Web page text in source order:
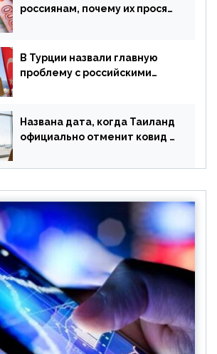
россиянам, почему их просят
В Турции назвали главную
проблему с российскими
Названа дата, когда Таиланд
официально отменит ковид и